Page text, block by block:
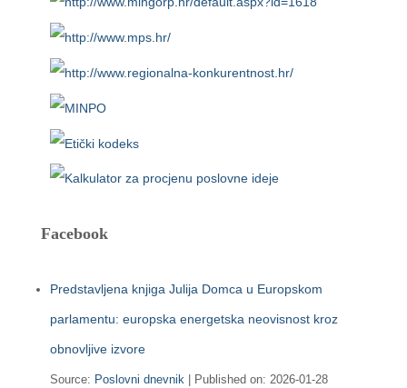
Facebook
Predstavljena knjiga Julija Domca u Europskom
parlamentu: europska energetska neovisnost kroz
obnovljive izvore
Source: Poslovni dnevnik Published on: 2026-01-28